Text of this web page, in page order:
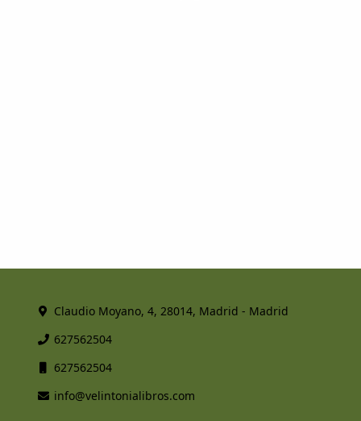
Claudio Moyano, 4, 28014, Madrid - Madrid
627562504
627562504
info@velintonialibros.com